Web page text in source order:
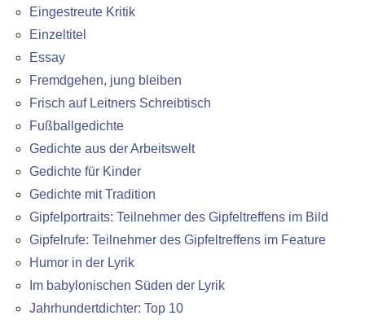
Eingestreute Kritik
Einzeltitel
Essay
Fremdgehen, jung bleiben
Frisch auf Leitners Schreibtisch
Fußballgedichte
Gedichte aus der Arbeitswelt
Gedichte für Kinder
Gedichte mit Tradition
Gipfelportraits: Teilnehmer des Gipfeltreffens im Bild
Gipfelrufe: Teilnehmer des Gipfeltreffens im Feature
Humor in der Lyrik
Im babylonischen Süden der Lyrik
Jahrhundertdichter: Top 10